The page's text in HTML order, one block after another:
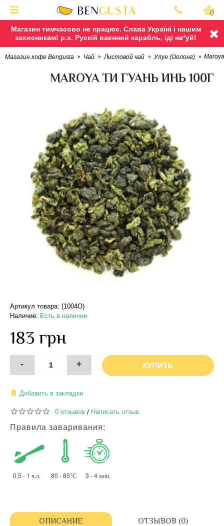
Магазин тимчасово не працює. Слава Україні і нашим
захисникам! p.s. Рускій ваєнний карабль, іді на*уй!
0
Магазин кофе Bengusta Чай Листовой чай Улун (Оолонг)
MAROYA ТИ ГУАНЬ ИНЬ 100Г
Артикул товара: (1004О)
Наличие: Есть в наличии
183 грн
- + КУПИТЬ
Добавить в закладки
0 отзывов / Написать отзыв
Правила заваривания:
0,5 - 1 ч.л. 80 - 85°С 3 - 4 мин.
ОПИСАНИЕ ОТЗЫВОВ (0)